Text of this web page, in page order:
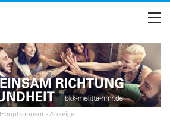
Hauptsponsor - Anzeige